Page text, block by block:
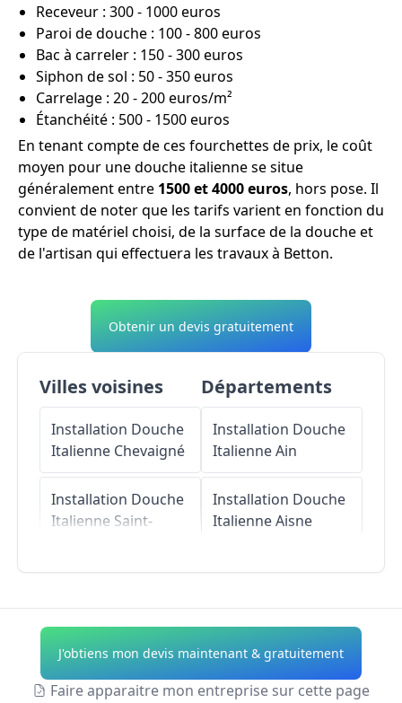
Receveur : 300 - 1000 euros
Paroi de douche : 100 - 800 euros
Bac à carreler : 150 - 300 euros
Siphon de sol : 50 - 350 euros
Carrelage : 20 - 200 euros/m²
Étanchéité : 500 - 1500 euros
En tenant compte de ces fourchettes de prix, le coût
moyen pour une douche italienne se situe
généralement entre 1500 et 4000 euros, hors pose. Il
convient de noter que les tarifs varient en fonction du
type de matériel choisi, de la surface de la douche et
de l'artisan qui effectuera les travaux à Betton.
Obtenir un devis gratuitement
Villes voisines
Installation Douche
Italienne Chevaigné
Installation Douche
Italienne Saint-
ItalienneMelesse
Installation Douche
Italienne
Départements
Installation Douche
ItalienneAin
Installation Douche
ItalienneAisne
Installation Douche
Italienne Alpes-de-
Haute-Provence
J'obtiens mon devis maintenant & gratuitement
Faire apparaitre mon entreprise sur cette page